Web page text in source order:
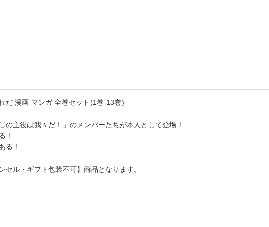
だ 漫画 マンガ 全巻セット(1巻-13巻)
の主役は我々だ！」のメンバーたちが本人として登場！
！
る！
ル・ギフト包装不可】商品となります。